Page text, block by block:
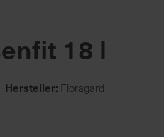
18 l
Hersteller: Floragard